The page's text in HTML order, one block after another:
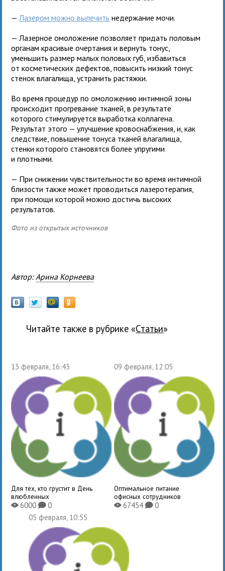
— Лазером можно вылечить недержание мочи.
— Лазерное омоложение позволяет придать половым
органам красивые очертания и вернуть тонус,
уменьшить размер малых половых губ, избавиться
от косметических дефектов, повысить низкий тонус
стенок влагалища, устранить растяжки.
Во время процедур по омоложению интимной зоны
происходит прогревание тканей, в результате
которого стимулируется выработка коллагена.
Результат этого — улучшение кровоснабжения, и, как
следствие, повышение тонуса тканей влагалища,
стенки которого становятся более упругими
и плотными.
— При снижении чувствительности во время интимной
близости также может проводиться лазеротерапия,
при помощи которой можно достичь высоких
результатов.
Фото из открытых источников
Автор: Арина Корнеева
Читайте также в рубрике « Статьи»
13 февраля, 16:43
Для тех, кто грустит в День
влюбленных
X6000K0
09 февраля, 12:05
Оптимальное питание
офисных сотрудников
X67454 K0
05 февраля, 10:55